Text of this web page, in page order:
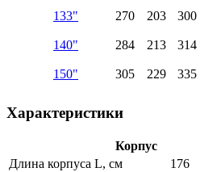
133" 270 203 300
140" 284 213 314
150" 305 229 335
Характеристики
Корпус
Длина корпуса L, см
176